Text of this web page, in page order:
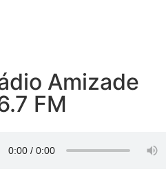
Amizade
FM